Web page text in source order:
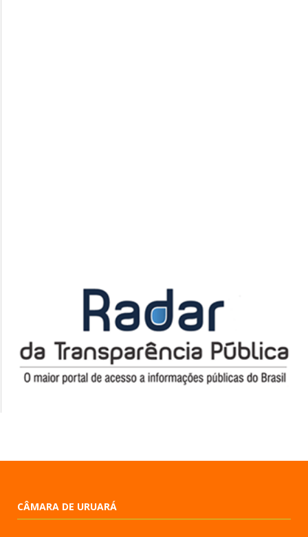
CÂMARA DE URUARÁ